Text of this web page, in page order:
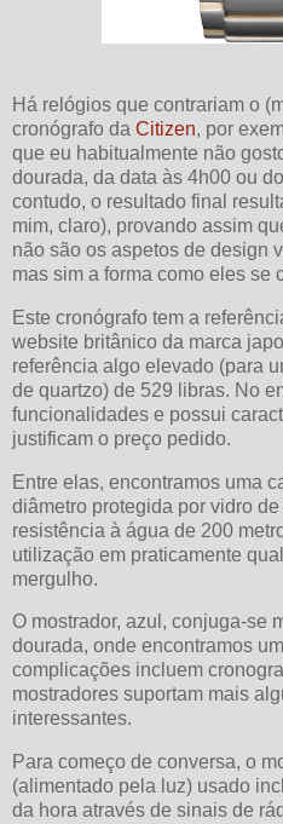
Há relógios que contrariam o
cronógrafo da Citizen, por
que eu habitualmente não
dourada, da data às 4h00 ou
contudo, o resultado final
mim, claro), provando assim
não são os aspetos de design
mas sim a forma como eles se
Este cronógrafo tem a
website britânico da marca
referência algo elevado (para
de quartzo) de 529 libras. No
funcionalidades e possui
justificam o preço pedido.
Entre elas, encontramos uma
diâmetro protegida por vidro
resistência à água de 200
utilização em praticamente
mergulho.
O mostrador, azul, conjuga-se
dourada, onde encontramos
complicações incluem
mostradores suportam mais
interessantes.
Para começo de conversa, o
(alimentado pela luz) usado
da hora através de sinais de